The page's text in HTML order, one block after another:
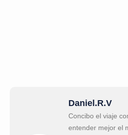
Daniel.R.V
Concibo el viaje
entender mejor el